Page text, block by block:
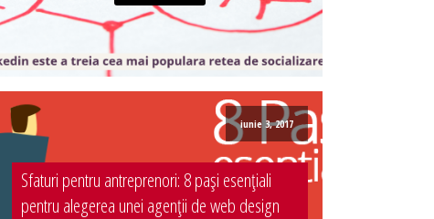
iunie 3, 2017
Sfaturi pentru antreprenori: 8 pași esențiali
pentru alegerea unei agenții de web design